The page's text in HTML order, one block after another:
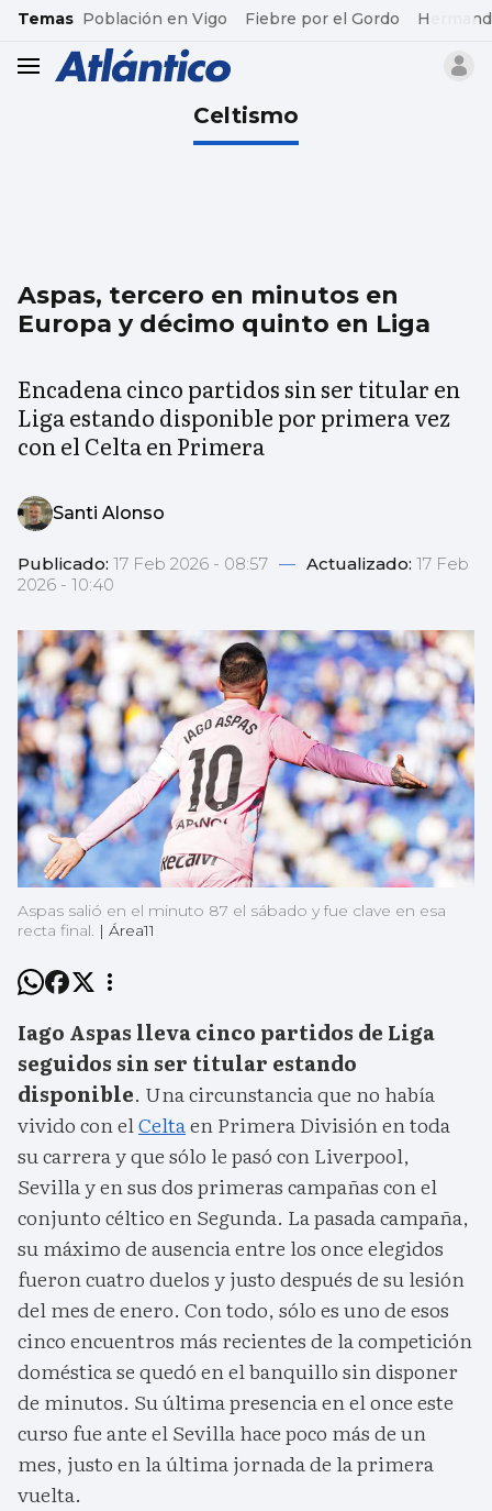
common.go-to-content
Temas Población en Vigo Fiebre por el Gordo
header.menu.open
Celtismo
Aspas, tercero en minutos en
Europa y décimo quinto en Liga
Encadena cinco partidos sin ser titular en
Liga estando disponible por primera vez
con el Celta en Primera
Santi Alonso
Publicado: 17 Feb 2026 - 08:57 — Actualizado: 17 Feb
2026 - 10:40
Aspas salió en el minuto 87 el sábado y fue clave en esa
recta final. | Área11
Iago Aspas lleva cinco partidos de Liga
seguidos sin ser titular estando
disponible. Una circunstancia que no había
vivido con elCeltaen Primera División en toda
su carrera y que sólo le pasó con Liverpool,
Sevilla y en sus dos primeras campañas con el
conjunto céltico en Segunda. La pasada campaña,
su máximo de ausencia entre los once elegidos
fueron cuatro duelos y justo después de su lesión
del mes de enero. Con todo, sólo es uno de esos
cinco encuentros más recientes de la competición
doméstica se quedó en el banquillo sin disponer
de minutos. Su última presencia en el once este
curso fue ante el Sevilla hace poco más de un
mes, justo en la última jornada de la primera
vuelta.